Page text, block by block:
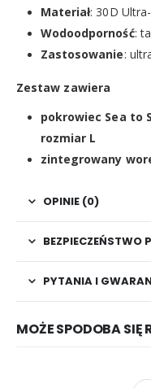
Materiał: 30D
Wodoodporność:
Zastosowanie:
Zestaw zawiera
pokrowiec Sea to
rozmiar L
zintegrowany
OPINIE (0)
BEZPIECZEŃSTWO
PYTANIA I
MOŻE SPODOBA SIĘ